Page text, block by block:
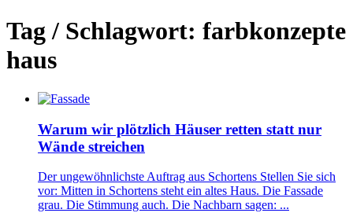
Tag / Schlagwort: farbkonzepte
haus
Warum wir plötzlich Häuser retten statt nur
Wände streichen
Der ungewöhnlichste Auftrag aus Schortens Stellen Sie sich
vor: Mitten in Schortens steht ein altes Haus. Die Fassade
grau. Die Stimmung auch. Die Nachbarn sagen: ...